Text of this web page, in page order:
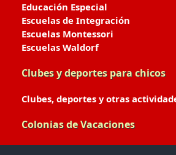
Educación Especial
Escuelas de Integración
Escuelas Montessori
Escuelas Waldorf
Clubes y deportes para chicos
Clubes, deportes y otras
Colonias de Vacaciones